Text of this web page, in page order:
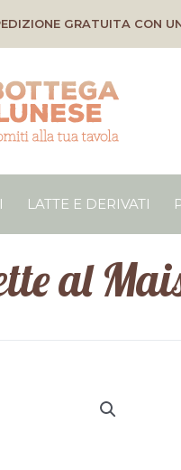
GRATUITA CON
LATTE E DERIVATI
al